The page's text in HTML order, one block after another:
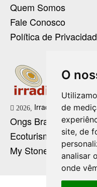
O
de
site, de
analisar
onde
Quem Somos
Fale Conosco
Política de
2026, Irradie Marketing
Ongs Brasil
Ecoturismo no Brasil
My Stone